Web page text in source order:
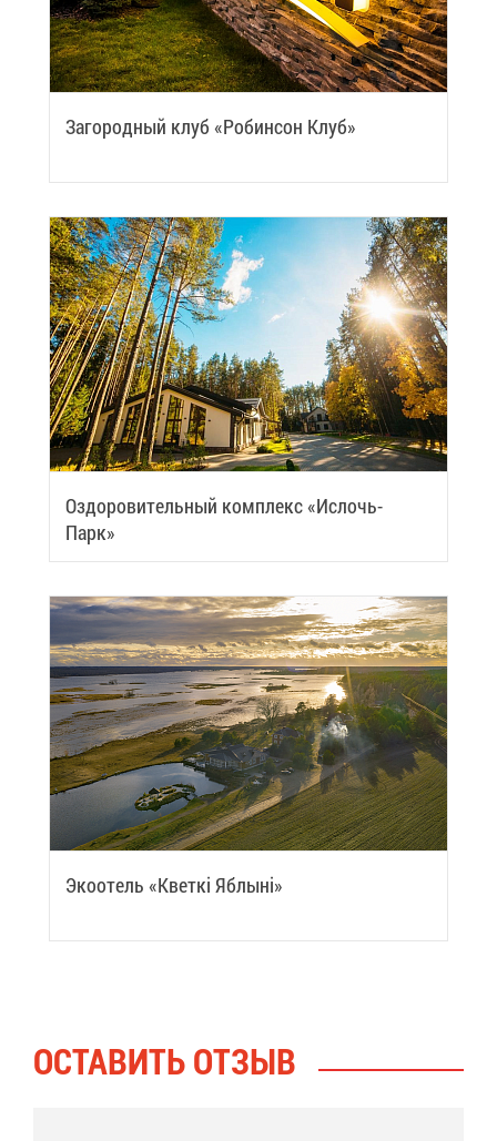
За­го­род­ный клуб «Ро­бин­сон Клуб»
Оздо­ро­ви­тель­ный ком­плекс «Ис­лочь-
Парк»
Эко­отель «Квет­кi Яб­лы­нi»
ОСТА­ВИТЬ ОТ­ЗЫВ